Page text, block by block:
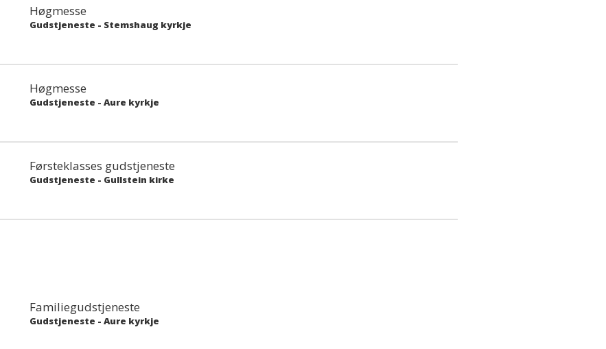
Høgmesse
Gudstjeneste - Stemshaug kyrkje
Høgmesse
Gudstjeneste - Aure kyrkje
Førsteklasses gudstjeneste
Gudstjeneste - Gullstein kirke
Familiegudstjeneste
Gudstjeneste - Aure kyrkje